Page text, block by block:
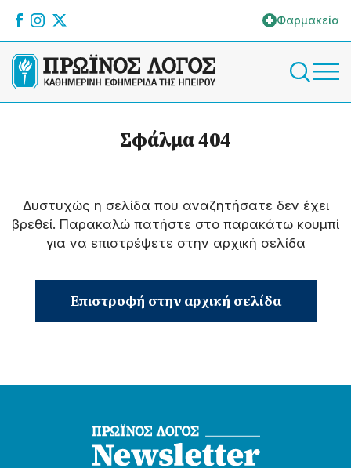
Φαρμακεία
Σφάλμα 404
Δυστυχώς η σελίδα που αναζητήσατε δεν έχει
βρεθεί. Παρακαλώ πατήστε στο παρακάτω κουμπί
για να επιστρέψετε στην αρχική σελίδα
Επιστροφή στην αρχική σελίδα